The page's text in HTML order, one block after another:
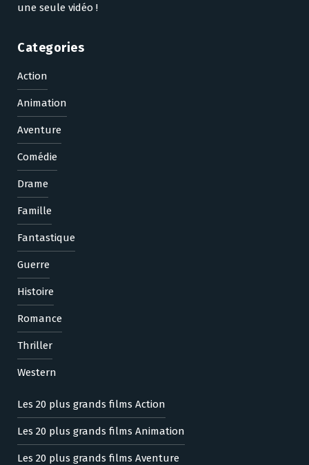
une seule vidéo !
Categories
Action
Animation
Aventure
Comédie
Drame
Famille
Fantastique
Guerre
Histoire
Romance
Thriller
Western
Les 20 plus grands films Action
Les 20 plus grands films Animation
Les 20 plus grands films Aventure